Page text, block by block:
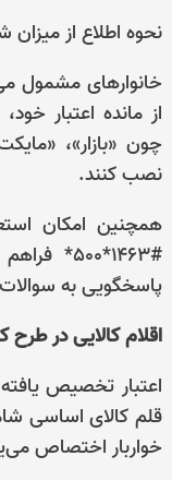
نحوه اطلاع از
خانوارهای مشمول
از مانده اعتبار
نصب کنند.
همچنین امکان
پاسخگویی به
اقلام کالایی در طرح
قلم کالای اساسی
خواربار اختصاص